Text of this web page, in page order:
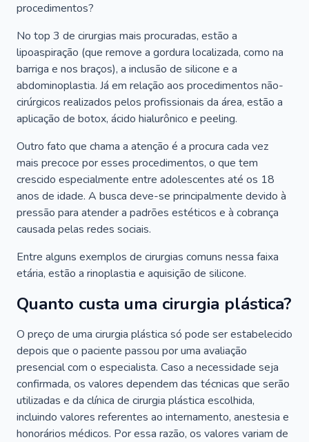
procedimentos?
No top 3 de cirurgias mais procuradas, estão a
lipoaspiração (que remove a gordura localizada, como na
barriga e nos braços), a inclusão de silicone e a
abdominoplastia. Já em relação aos procedimentos não-
cirúrgicos realizados pelos profissionais da área, estão a
aplicação de botox, ácido hialurônico e peeling.
Outro fato que chama a atenção é a procura cada vez
mais precoce por esses procedimentos, o que tem
crescido especialmente entre adolescentes até os 18
anos de idade. A busca deve-se principalmente devido à
pressão para atender a padrões estéticos e à cobrança
causada pelas redes sociais.
Entre alguns exemplos de cirurgias comuns nessa faixa
etária, estão a rinoplastia e aquisição de silicone.
Quanto custa uma cirurgia plástica?
O preço de uma cirurgia plástica só pode ser estabelecido
depois que o paciente passou por uma avaliação
presencial com o especialista. Caso a necessidade seja
confirmada, os valores dependem das técnicas que serão
utilizadas e da clínica de cirurgia plástica escolhida,
incluindo valores referentes ao internamento, anestesia e
honorários médicos. Por essa razão, os valores variam de